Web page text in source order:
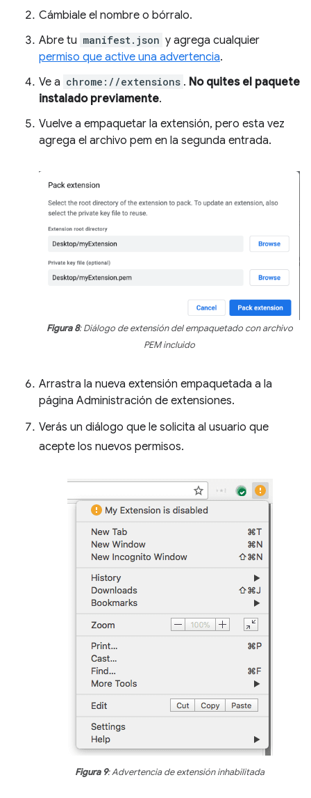
Cámbiale el nombre o bórralo.
Abre tu manifest.json y agrega cualquier
permiso que active una advertencia.
Ve a chrome://extensions . No quites el paquete
instalado previamente.
Vuelve a empaquetar la extensión, pero esta vez
agrega el archivo pem en la segunda entrada.
Figura 8: Diálogo de extensión del empaquetado con archivo
PEM incluido
Arrastra la nueva extensión empaquetada a la
página Administración de extensiones.
Verás un diálogo que le solicita al usuario que
acepte los nuevos permisos.
Figura 9: Advertencia de extensión inhabilitada